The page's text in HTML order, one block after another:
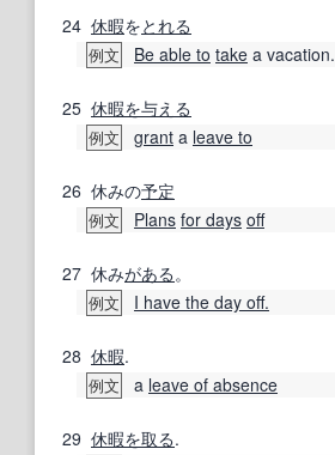
24 休暇をとれる
例文 Be able to take a vacation.
25 休暇を与える
例文 grant a leave to
26 休みの予定
例文 Plans for days off
27 休みがある 。
例文 I have the day off.
28 休暇.
例文 a leave of absence
29 休暇を取る.